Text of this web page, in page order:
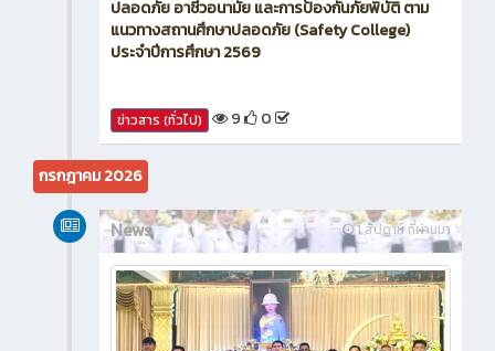
โครงการอบรมเชิงปฏิบัติการเพื่อเสริมสร้างความ
ปลอดภัย อาชีวอนามัย และการป้องกันภัยพิบัติ ตาม
แนวทางสถานศึกษาปลอดภัย (Safety College)
9 0
กรกฎาคม 2026
News